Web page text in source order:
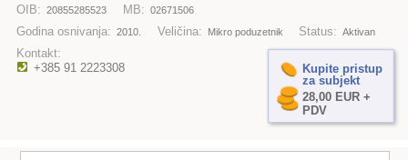
OIB: 20855285523 MB: 02671506
Godina osnivanja: 2010. Veličina: Mikro poduzetnik Status: Aktivan
Kontakt:
+385 91 2223308
Kupite pristup
za subjekt
28,00 EUR +
PDV